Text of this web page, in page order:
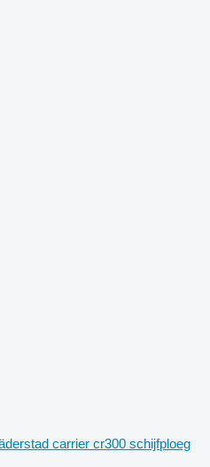
carrier cr300 schijfploeg